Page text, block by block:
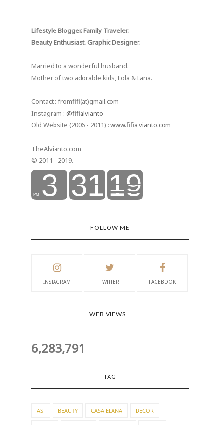
Lifestyle Blogger. Family Traveler.
Beauty Enthusiast. Graphic Designer.
Married to a wonderful husband.
Mother of two adorable kids, Lola & Lana.
Contact : fromfifi(at)gmail.com
Instagram : @fifialvianto
Old Website (2006 - 2011) : www.fifialvianto.com
TheAlvianto.com
© 2011 - 2019.
FOLLOW ME
INSTAGRAM TWITTER FACEBOOK
WEB VIEWS
6,283,791
TAG
ASI BEAUTY CASA ELANA DECOR